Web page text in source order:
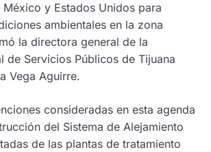
y Estados Unidos para
ambientales en la zona
la directora general de la
de Servicios Públicos de Tijuana
Vega Aguirre.
consideradas en esta agenda
del Sistema de Alejamiento
de las plantas de tratamiento